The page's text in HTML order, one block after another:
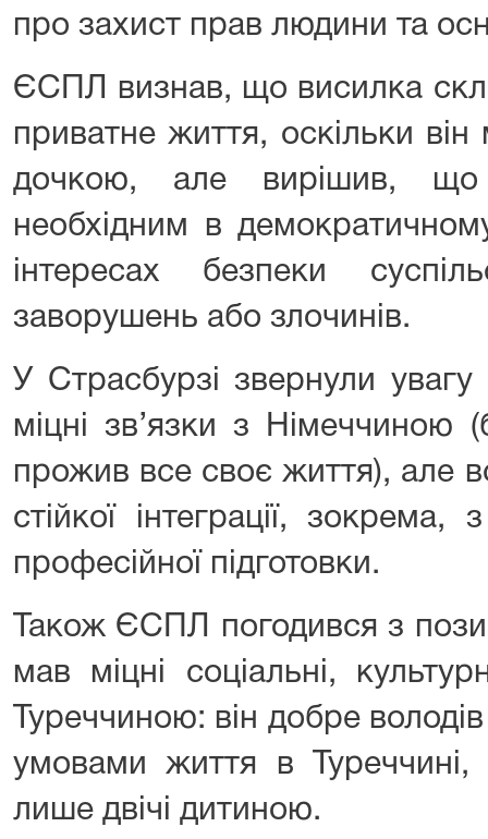
про захист прав людини та
ЄСПЛ визнав, що висилка
приватне життя, оскільки
дочкою, але вирішив,
необхідним в
інтересах безпеки
заворушень або злочинів.
У Страсбурзі звернули
міцні зв’язки з Німеччиною
прожив все своє життя), але
стійкої інтеграції, зокрема,
професійної підготовки.
Також ЄСПЛ погодився з
мав міцні соціальні,
Туреччиною: він добре
умовами життя в
лише двічі дитиною.